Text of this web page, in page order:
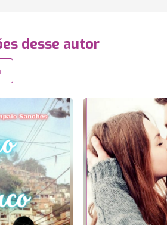
desse autor